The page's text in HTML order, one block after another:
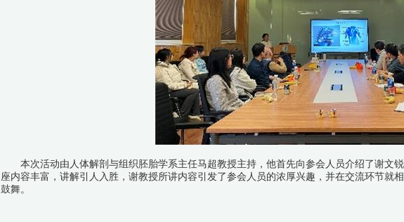
本次活动由人体解剖与组织胚胎学系主任马超教授主持，他首先向参会人员介绍了谢文
座内容丰富，讲解引人入胜，谢教授所讲内容引发了参会人员的浓厚兴趣，并在交流环节就
鼓舞。